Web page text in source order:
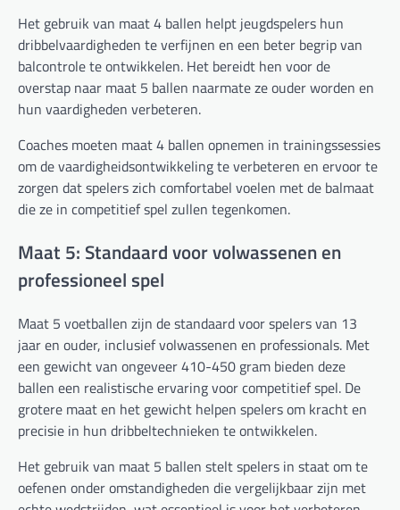
Het gebruik van maat 4 ballen helpt jeugdspelers hun
dribbelvaardigheden te verfijnen en een beter begrip van
balcontrole te ontwikkelen. Het bereidt hen voor de
overstap naar maat 5 ballen naarmate ze ouder worden en
hun vaardigheden verbeteren.
Coaches moeten maat 4 ballen opnemen in trainingssessies
om de vaardigheidsontwikkeling te verbeteren en ervoor te
zorgen dat spelers zich comfortabel voelen met de balmaat
die ze in competitief spel zullen tegenkomen.
Maat 5: Standaard voor volwassenen en
professioneel spel
Maat 5 voetballen zijn de standaard voor spelers van 13
jaar en ouder, inclusief volwassenen en professionals. Met
een gewicht van ongeveer 410-450 gram bieden deze
ballen een realistische ervaring voor competitief spel. De
grotere maat en het gewicht helpen spelers om kracht en
precisie in hun dribbeltechnieken te ontwikkelen.
Het gebruik van maat 5 ballen stelt spelers in staat om te
oefenen onder omstandigheden die vergelijkbaar zijn met